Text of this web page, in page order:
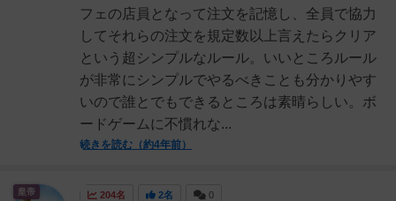
フェの店員となって注文を記憶し、全員で協力
してそれらの注文を規定数以上言えたらクリア
という超シンプルなルール。いいところルール
が非常にシンプルでやるべきことも分かりやす
いので誰とでもできるところは素晴らしい。ボ
ードゲームに不慣れな...
続きを読む（約4年前）
204名 2名 0
皇帝